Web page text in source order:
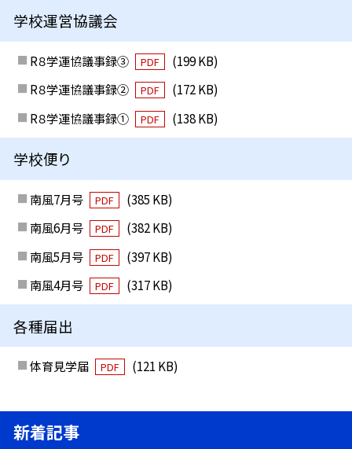
学校運営協議会
R８学運協議事録③ PDF
(199 KB)
R８学運協議事録②
PDF
(172 KB)
R８学運協議事録①
PDF (138 KB)
学校便り
南風7月号 PDF
(385 KB)
南風6月号
PDF
(382 KB)
南風5月号
PDF
(397 KB)
南風4月号
PDF (317 KB)
各種届出
体育見学届 PDF (121 KB)
新着記事